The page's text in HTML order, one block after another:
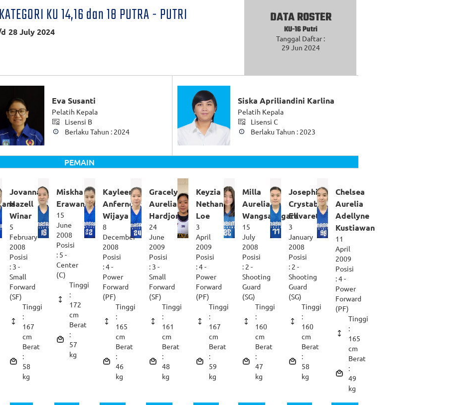
KU 14,16 dan 18 PUTRA - PUTRI
28 July 2024
DATA ROSTER
KU-16 Putri
Tanggal Daftar :
29 Jun 2024
Eva Susanti
Pelatih Kepala
Lisensi B
Berlaku Tahun : 2024
Siska Apriliandini Karlina
Pelatih Kepala
Lisensi C
Berlaku Tahun : 2023
PEMAIN
Jovanna
Hazell
Winar
5
February
2008
Posisi
: 3 -
Small
Forward
(SF)
Tinggi
:
167
cm
Berat
:
58
kg
Miskha
Erawan
15
June
2008
Posisi
: 5 -
Center
(C)
Tinggi
:
172
cm
Berat
:
57
kg
Kayleen
Anfernee
Wijaya
8
December
2008
Posisi
: 4 -
Power
Forward
(PF)
Tinggi
:
165
cm
Berat
:
46
kg
Gracelyn
Aurelia
Hardjono
24
June
2009
Posisi
: 3 -
Small
Forward
(SF)
Tinggi
:
161
cm
Berat
:
48
kg
Keyzia
Nethania
Loe
3
April
2009
Posisi
: 4 -
Power
Forward
(PF)
Tinggi
:
167
cm
Berat
:
59
kg
Milla
Aurelia
Wangsanegara
15
July
2008
Posisi
: 2 -
Shooting
Guard
(SG)
Tinggi
:
160
cm
Berat
:
47
kg
Josephine
Crystabel
Ellvaretta
3
January
2008
Posisi
: 2 -
Shooting
Guard
(SG)
Tinggi
:
160
cm
Berat
:
58
kg
Chelsea
Aurelia
Adellyne
Kustiawan
11
April
2009
Posisi
: 4 -
Power
Forward
(PF)
Tinggi
:
165
cm
Berat
:
49
kg